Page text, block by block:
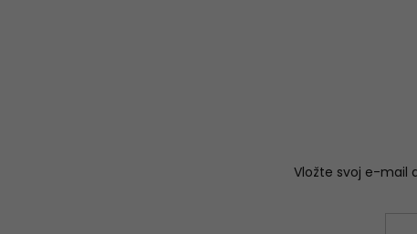
Vložte svoj e-mail